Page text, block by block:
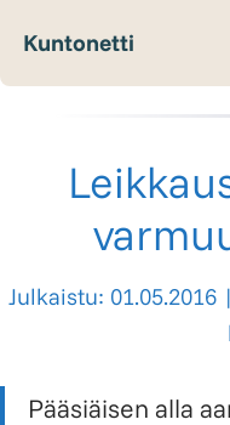
Kuntonetti
Julkaistu: 01.05.2016|
Pääsiäisen alla